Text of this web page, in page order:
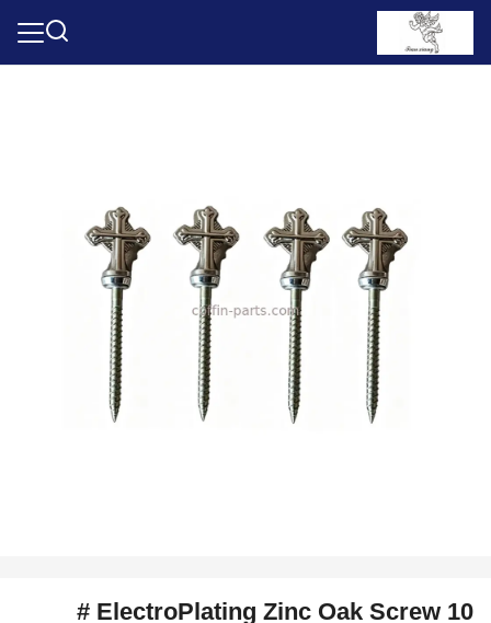
ElectroPlating Zinc Oak Screw 10 #